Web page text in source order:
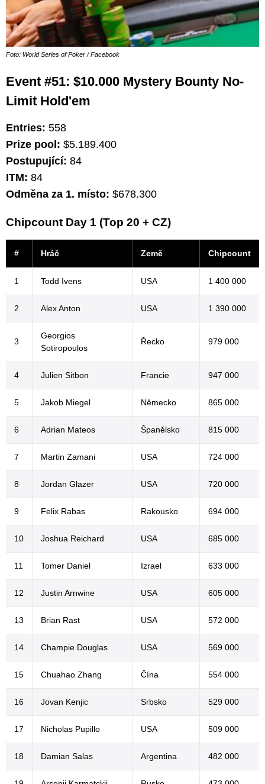
Foto: World Series of Poker / Facebook
Event #51: $10.000 Mystery Bounty No-
Limit Hold'em
Entries: 558
Prize pool: $5.189.400
Postupující: 84
ITM: 84
Odměna za 1. místo: $678.300
Chipcount Day 1 (Top 20 + CZ)
# Hráč Země Chipcount
1 Todd Ivens USA 1 400 000
2 Alex Anton USA 1 390 000
3
Georgios
Sotiropoulos
Řecko 979 000
4 Julien Sitbon Francie 947 000
5 Jakob Miegel Německo 865 000
6 Adrian Mateos Španělsko 815 000
7 Martin Zamani USA 724 000
8 Jordan Glazer USA 720 000
9 Felix Rabas Rakousko 694 000
10 Joshua Reichard USA 685 000
11 Tomer Daniel Izrael 633 000
12 Justin Arnwine USA 605 000
13 Brian Rast USA 572 000
14 Champie Douglas USA 569 000
15 Chuahao Zhang Čína 554 000
16 Jovan Kenjic Srbsko 529 000
17 Nicholas Pupillo USA 509 000
18 Damian Salas Argentina 482 000